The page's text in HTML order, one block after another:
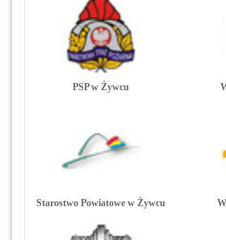
PSP w Żywcu
Starostwo Powiatowe w Żywcu